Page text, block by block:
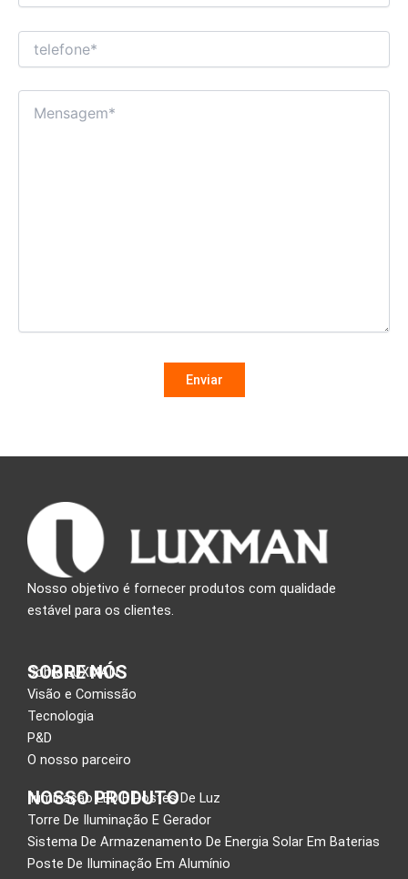
Nosso objetivo é fornecer produtos com qualidade
estável para os clientes.
SOBRE NÓS
Sobre LUXMAN
Visão e Comissão
Tecnologia
P&D
O nosso parceiro
NOSSO PRODUTO
Iluminação LED E Postes De Luz
Torre De Iluminação E Gerador
Sistema De Armazenamento De Energia Solar Em Baterias
Poste De Iluminação Em Alumínio